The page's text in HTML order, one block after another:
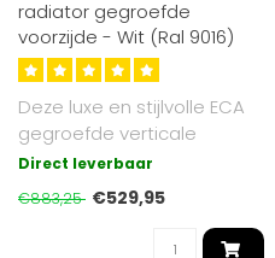
radiator gegroefde
voorzijde - Wit (Ral 9016)
Deze luxe en stijlvolle ECA
gegroefde verticale
radiator heeft de afmeting
Direct leverbaar
€883,25 €529,95